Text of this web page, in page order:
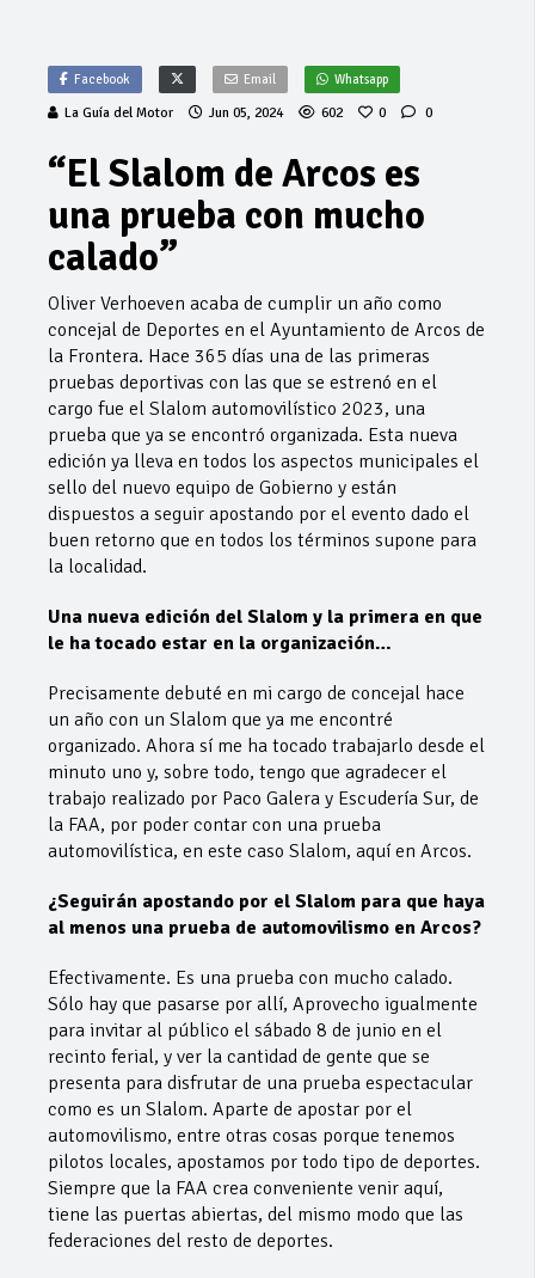
Facebook Email Whatsapp
La Guía del Motor Jun 05, 2024 602 0 0
“El Slalom de Arcos es
una prueba con mucho
calado”
Oliver Verhoeven acaba de cumplir un año como
concejal de Deportes en el Ayuntamiento de Arcos de
la Frontera. Hace 365 días una de las primeras
pruebas deportivas con las que se estrenó en el
cargo fue el Slalom automovilístico 2023, una
prueba que ya se encontró organizada. Esta nueva
edición ya lleva en todos los aspectos municipales el
sello del nuevo equipo de Gobierno y están
dispuestos a seguir apostando por el evento dado el
buen retorno que en todos los términos supone para
la localidad.
Una nueva edición del Slalom y la primera en que
le ha tocado estar en la organización…
Precisamente debuté en mi cargo de concejal hace
un año con un Slalom que ya me encontré
organizado. Ahora sí me ha tocado trabajarlo desde el
minuto uno y, sobre todo, tengo que agradecer el
trabajo realizado por Paco Galera y Escudería Sur, de
la FAA, por poder contar con una prueba
automovilística, en este caso Slalom, aquí en Arcos.
¿Seguirán apostando por el Slalom para que haya
al menos una prueba de automovilismo en Arcos?
Efectivamente. Es una prueba con mucho calado.
Sólo hay que pasarse por allí, Aprovecho igualmente
para invitar al público el sábado 8 de junio en el
recinto ferial, y ver la cantidad de gente que se
presenta para disfrutar de una prueba espectacular
como es un Slalom. Aparte de apostar por el
automovilismo, entre otras cosas porque tenemos
pilotos locales, apostamos por todo tipo de deportes.
Siempre que la FAA crea conveniente venir aquí,
tiene las puertas abiertas, del mismo modo que las
federaciones del resto de deportes.